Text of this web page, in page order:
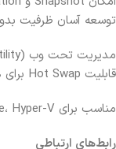
توسعه آسان ظرفیت
مدیریت تحت وب (Storage Management Utility)
قابلیت Hot Swap برای هارد، پاور و فن
مناسب برای VMware، Hyper-V و Microsoft Cluster
رابط‌های ارتباطی